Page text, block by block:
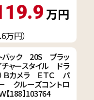
万円
万円）
バック 20S ブラッ
ャースタイル ドラ
Ｂカメラ ＥＴＣ パ
クルーズコントロ
188】103764